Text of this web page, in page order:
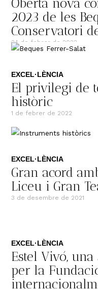
2023 de les
Conservatori
24 de febrer de 2022
EXCEL·LÈNCIA
El privilegi de
històric
1 de febrer de 2022
EXCEL·LÈNCIA
Gran acord
Liceu i Gran
3 de desembre de 2021
EXCEL·LÈNCIA
Estel Vivó,
per la